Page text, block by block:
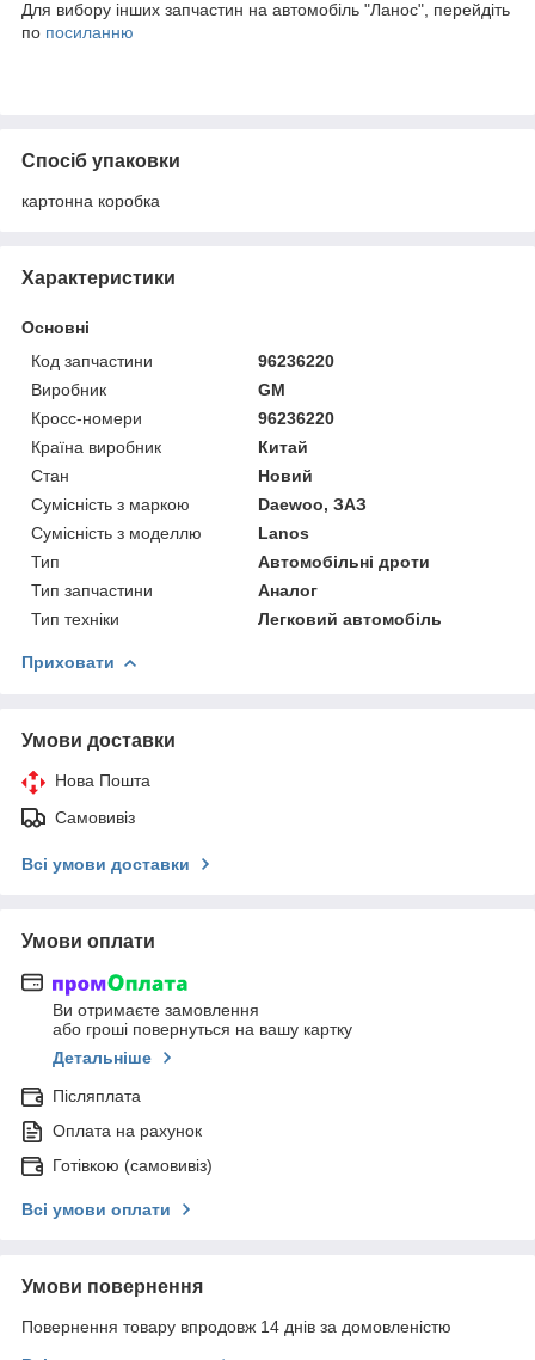
Для вибору інших запчастин на автомобіль "Ланос", перейдіть
по посиланню
Спосіб упаковки
картонна коробка
Характеристики
Основні
Код запчастини
96236220
Виробник
GM
Кросс-номери
96236220
Країна виробник
Китай
Стан
Новий
Сумісність з маркою
Daewoo, ЗАЗ
Сумісність з моделлю
Lanos
Тип
Автомобільні дроти
Тип запчастини
Аналог
Тип техніки
Легковий автомобіль
Приховати
Умови доставки
Нова Пошта
Самовивіз
Всі умови доставки
Умови оплати
Ви отримаєте замовлення
або гроші повернуться на вашу картку
Детальніше
Післяплата
Оплата на рахунок
Готівкою (самовивіз)
Всі умови оплати
Умови повернення
Повернення товару впродовж 14 днів за домовленістю